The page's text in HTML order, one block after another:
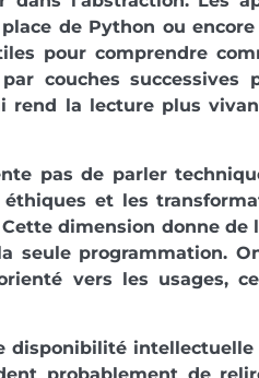
de Python ou encore
pour comprendre
couches successives
rend la lecture plus
pas de parler
et les
dimension donne de
seule programmation.
vers les usages,
disponibilité intellectuelle